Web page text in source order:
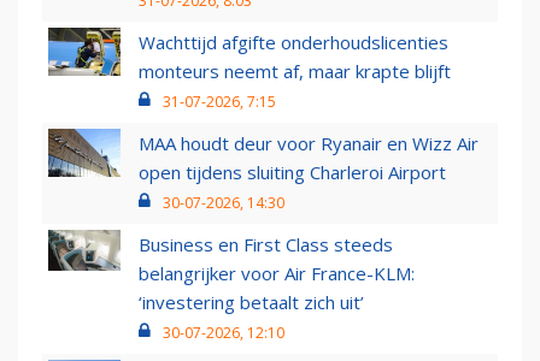
Wachttijd afgifte onderhoudslicenties
monteurs neemt af, maar krapte blijft
31-07-2026, 7:15
MAA houdt deur voor Ryanair en Wizz Air
open tijdens sluiting Charleroi Airport
30-07-2026, 14:30
Business en First Class steeds
belangrijker voor Air France-KLM:
‘investering betaalt zich uit’
30-07-2026, 12:10